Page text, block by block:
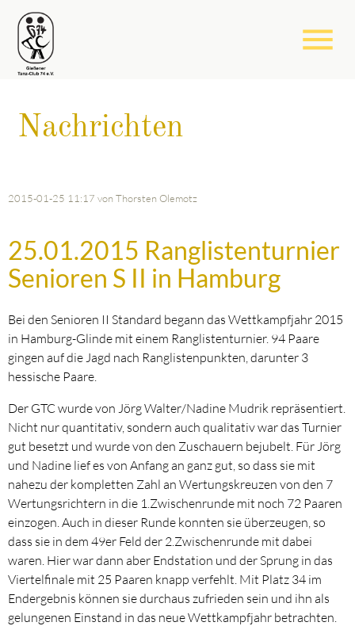
menu
Nachrichten
2015-01-25 11:17 von Thorsten Olemotz
25.01.2015 Ranglistenturnier
Senioren S II in Hamburg
Bei den Senioren II Standard begann das Wettkampfjahr 2015
in Hamburg-Glinde mit einem Ranglistenturnier. 94 Paare
gingen auf die Jagd nach Ranglistenpunkten, darunter 3
hessische Paare.
Der GTC wurde von Jörg Walter/Nadine Mudrik repräsentiert.
Nicht nur quantitativ, sondern auch qualitativ war das Turnier
gut besetzt und wurde von den Zuschauern bejubelt. Für Jörg
und Nadine lief es von Anfang an ganz gut, so dass sie mit
nahezu der kompletten Zahl an Wertungskreuzen von den 7
Wertungsrichtern in die 1.Zwischenrunde mit noch 72 Paaren
einzogen. Auch in dieser Runde konnten sie überzeugen, so
dass sie in dem 49er Feld der 2.Zwischenrunde mit dabei
waren. Hier war dann aber Endstation und der Sprung in das
Viertelfinale mit 25 Paaren knapp verfehlt. Mit Platz 34 im
Endergebnis können sie durchaus zufrieden sein und ihn als
gelungenen Einstand in das neue Wettkampfjahr betrachten.